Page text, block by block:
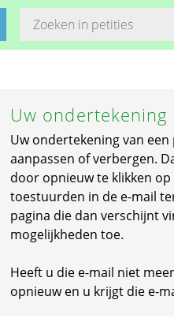
Uw ondertekening
Uw ondertekening van
aanpassen of verbergen.
door opnieuw te klikken op
toestuurden in de e-mail
pagina die dan verschijnt
mogelijkheden toe.
Heeft u die e-mail niet
opnieuw en u krijgt die e-